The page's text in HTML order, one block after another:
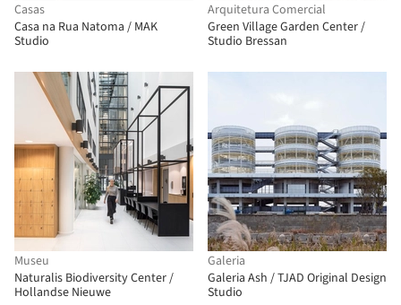
Casas
Casa na Rua Natoma / MAK
Studio
Arquitetura Comercial
Green Village Garden Center /
Studio Bressan
Museu
Naturalis Biodiversity Center /
Hollandse Nieuwe
Galeria
Galeria Ash / TJAD Original Design
Studio